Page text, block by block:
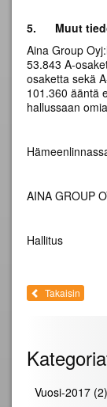
5. Muut
Aina Group
53.843 A-
osaketta sekä
101.360 ääntä
hallussaan
AINA GROUP
Hallitus
Takaisin
Vuosi-2017 (2)